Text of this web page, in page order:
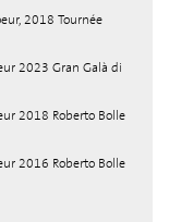
2018 Tournée
2023 Gran Galà di
2018 Roberto Bolle
2016 Roberto Bolle